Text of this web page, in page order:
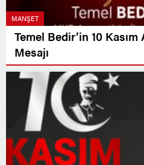
MANŞET
Temel Bedir’in 10
Mesajı